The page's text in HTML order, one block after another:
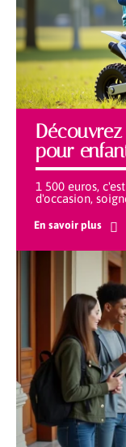
pour
1 500 euros,
d'occasion,
En savoir plus